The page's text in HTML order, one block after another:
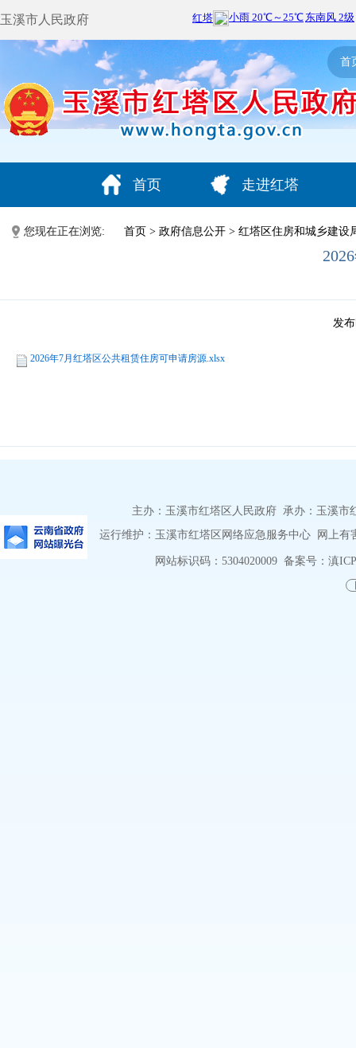
玉溪市人民政府
首
首页 走进红塔
您现在正在浏览: 首页 > 政府信息公开 > 红塔区住房和城乡建设
发
2026年7月红塔区公共租赁住房可申请房源.xlsx
主办：玉溪市红塔区人民政府 承办：玉溪市
运行维护：玉溪市红塔区网络应急服务中心 网上有
网站标识码：5304020009备案号：滇